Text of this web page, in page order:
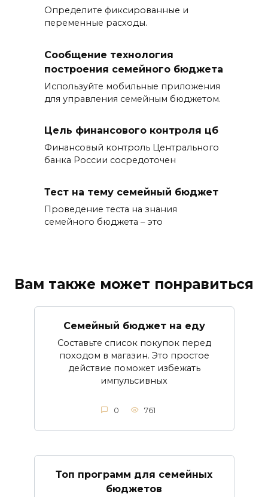
Определите фиксированные и
переменные расходы.
Сообщение технология
построения семейного бюджета
Используйте мобильные приложения
для управления семейным бюджетом.
Цель финансового контроля цб
Финансовый контроль Центрального
банка России сосредоточен
Тест на тему семейный бюджет
Проведение теста на знания
семейного бюджета – это
Вам также может понравиться
Семейный бюджет на еду
Составьте список покупок перед
походом в магазин. Это простое
действие поможет избежать
импульсивных
0 761
Топ программ для семейных
бюджетов